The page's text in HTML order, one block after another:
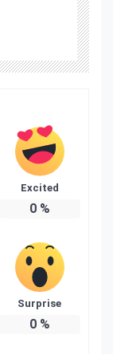
Excited
0%
Surprise
0%